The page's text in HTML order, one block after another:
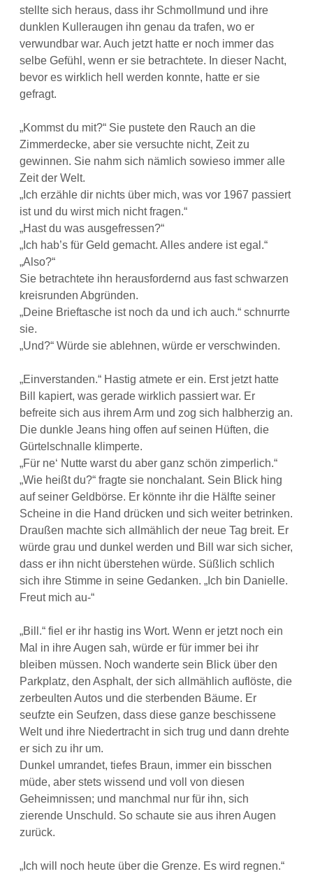
stellte sich heraus, dass ihr Schmollmund und ihre
dunklen Kulleraugen ihn genau da trafen, wo er
verwundbar war. Auch jetzt hatte er noch immer das
selbe Gefühl, wenn er sie betrachtete. In dieser Nacht,
bevor es wirklich hell werden konnte, hatte er sie
gefragt.
„Kommst du mit?“ Sie pustete den Rauch an die
Zimmerdecke, aber sie versuchte nicht, Zeit zu
gewinnen. Sie nahm sich nämlich sowieso immer alle
Zeit der Welt.
„Ich erzähle dir nichts über mich, was vor 1967 passiert
ist und du wirst mich nicht fragen.“
„Hast du was ausgefressen?“
„Ich hab’s für Geld gemacht. Alles andere ist egal.“
„Also?“
Sie betrachtete ihn herausfordernd aus fast schwarzen
kreisrunden Abgründen.
„Deine Brieftasche ist noch da und ich auch.“ schnurrte
sie.
„Und?“ Würde sie ablehnen, würde er verschwinden.
„Einverstanden.“ Hastig atmete er ein. Erst jetzt hatte
Bill kapiert, was gerade wirklich passiert war. Er
befreite sich aus ihrem Arm und zog sich halbherzig an.
Die dunkle Jeans hing offen auf seinen Hüften, die
Gürtelschnalle klimperte.
„Für ne‘ Nutte warst du aber ganz schön zimperlich.“
„Wie heißt du?“ fragte sie nonchalant. Sein Blick hing
auf seiner Geldbörse. Er könnte ihr die Hälfte seiner
Scheine in die Hand drücken und sich weiter betrinken.
Draußen machte sich allmählich der neue Tag breit. Er
würde grau und dunkel werden und Bill war sich sicher,
dass er ihn nicht überstehen würde. Süßlich schlich
sich ihre Stimme in seine Gedanken. „Ich bin Danielle.
Freut mich au-“
„Bill.“ fiel er ihr hastig ins Wort. Wenn er jetzt noch ein
Mal in ihre Augen sah, würde er für immer bei ihr
bleiben müssen. Noch wanderte sein Blick über den
Parkplatz, den Asphalt, der sich allmählich auflöste, die
zerbeulten Autos und die sterbenden Bäume. Er
seufzte ein Seufzen, dass diese ganze beschissene
Welt und ihre Niedertracht in sich trug und dann drehte
er sich zu ihr um.
Dunkel umrandet, tiefes Braun, immer ein bisschen
müde, aber stets wissend und voll von diesen
Geheimnissen; und manchmal nur für ihn, sich
zierende Unschuld. So schaute sie aus ihren Augen
zurück.
„Ich will noch heute über die Grenze. Es wird regnen.“